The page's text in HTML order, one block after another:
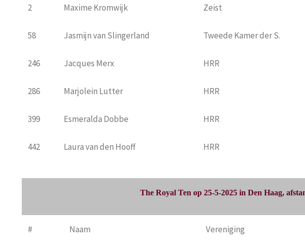
2 Maxime Kromwijk Zeist
58 Jasmijn van Slingerland Tweede Kamer der S.
246 Jacques Merx HRR
286 Marjolein Lutter HRR
399 Esmeralda Dobbe HRR
442 Laura van den Hooff HRR
The Royal Ten op 25-5-2025 in Den Haag,
# Naam Vereniging